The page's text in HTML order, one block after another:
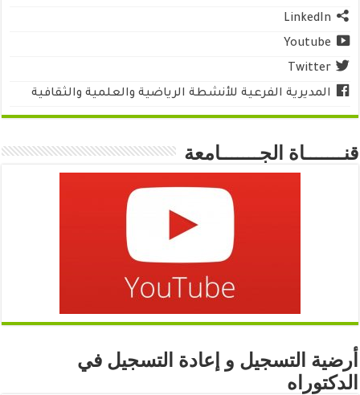
LinkedIn
Youtube
Twitter
المديرية الفرعية للأنشطة الرياضية والعلمية والثقافية
قنـــــــاة الجـــــــامعة
أرضية التسجيل و إعادة التسجيل في
الدكتوراه